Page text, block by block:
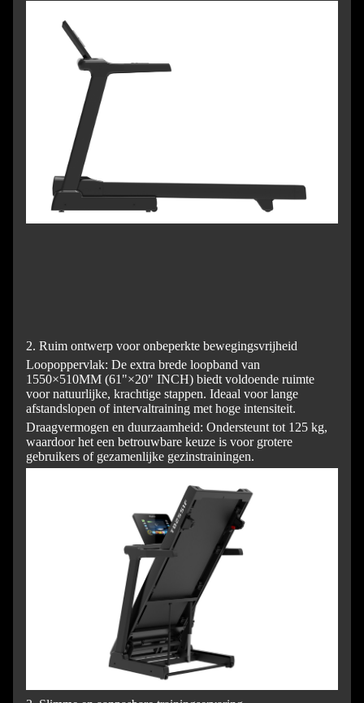
2. Ruim ontwerp voor onbeperkte bewegingsvrijheid
Loopoppervlak: De extra brede loopband van
1550×510MM (61"×20" INCH) biedt voldoende ruimte
voor natuurlijke, krachtige stappen. Ideaal voor lange
afstandslopen of intervaltraining met hoge intensiteit.
Draagvermogen en duurzaamheid: Ondersteunt tot 125 kg,
waardoor het een betrouwbare keuze is voor grotere
gebruikers of gezamenlijke gezinstrainingen.